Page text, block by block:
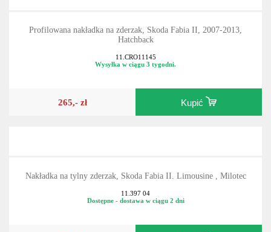
Profilowana nakładka na zderzak, Skoda Fabia II, 2007-2013,
Hatchback
11.CRO11145
Wysyłka w ciągu 3 tygodni.
265,- zł Kupić
Nakładka na tylny zderzak, Skoda Fabia II. Limousine , Milotec
11.397 04
Dostępne - dostawa w ciągu 2 dni